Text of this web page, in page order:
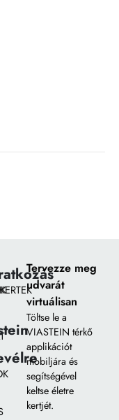
Tervezze meg
udvarát
virtuálisan
Töltse le a
VIASTEIN térkő
applikációt
mobiljára és
segítségével
keltse életre
kertjét.